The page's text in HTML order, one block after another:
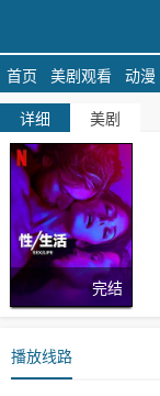
首页 美剧观看 动漫
详细 美剧
完结
播放线路